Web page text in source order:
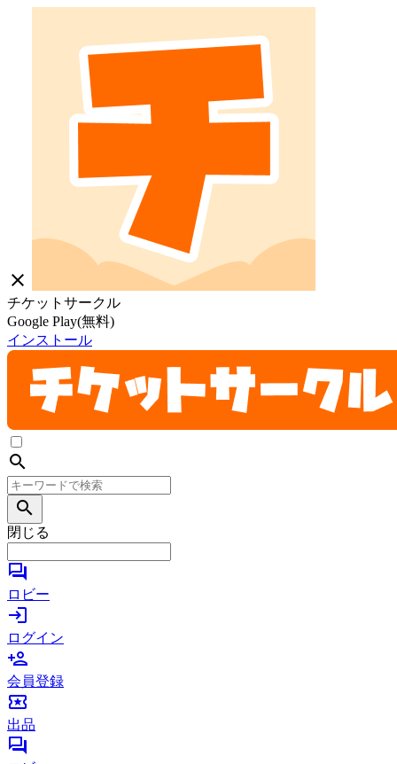
close
チケットサークル
Google Play(無料)
インストール
search
search
閉じる
forum
ロビー
login
ログイン
person_add
会員登録
local_activity
出品
forum